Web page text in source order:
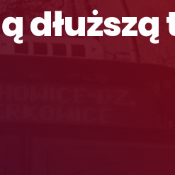
dłuższą